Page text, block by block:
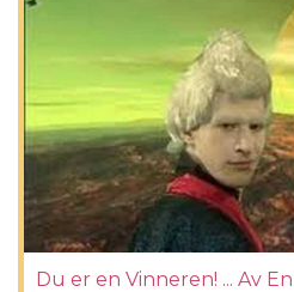
Du er en Vinneren! ... Av